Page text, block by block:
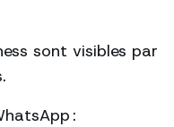
sont visibles par
: